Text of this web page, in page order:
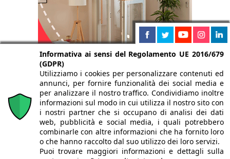
Antisismica
Isolamento termico
Informativa ai sensi del Regolamento UE 2016/679
(GDPR)
Utilizziamo i cookies per personalizzare contenuti ed
annunci, per fornire funzionalità dei social media e
per analizzare il nostro traffico. Condividiamo inoltre
informazioni sul modo in cui utilizza il nostro sito con
i nostri partner che si occupano di analisi dei dati
web, pubblicità e social media, i quali potrebbero
combinarle con altre informazioni che ha fornito loro
o che hanno raccolto dal suo utilizzo dei loro servizi.
Puoi trovare maggiori informazioni e dettagli sulla